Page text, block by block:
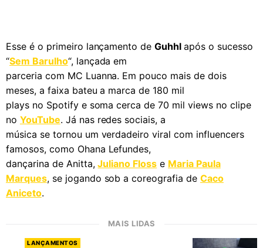
Esse é o primeiro lançamento deGuhhlapós o sucesso
“Sem Barulho“, lançada em
parceria com MC Luanna. Em pouco mais de dois
meses, a faixa bateu a marca de 180 mil
plays no Spotify e soma cerca de 70 mil views no clipe
no YouTube. Já nas redes sociais, a
música se tornou um verdadeiro viral com influencers
famosos, como Ohana Lefundes,
dançarina de Anitta,Juliano Floss e Maria Paula
Marques, se jogando sob a coreografia de Caco
Aniceto.
MAIS LIDAS
LANÇAMENTOS